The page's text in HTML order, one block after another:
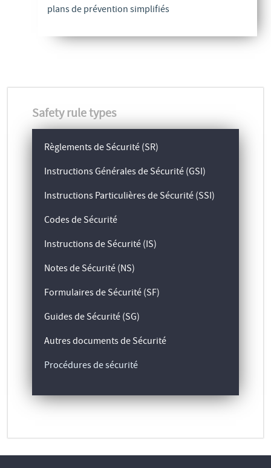
plans de prévention simplifiés
Safety rule types
Règlements de Sécurité (SR)
Instructions Générales de Sécurité (GSI)
Instructions Particulières de Sécurité (SSI)
Codes de Sécurité
Instructions de Sécurité (IS)
Notes de Sécurité (NS)
Formulaires de Sécurité (SF)
Guides de Sécurité (SG)
Autres documents de Sécurité
Procédures de sécurité